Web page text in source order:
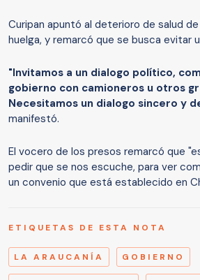
Curipan apuntó al deterioro de salud
huelga, y remarcó que se busca evitar
"Invitamos a un dialogo político,
gobierno con camioneros u otros
Necesitamos un dialogo sincero y
manifestó.
El vocero de los presos remarcó que
pedir que se nos escuche, para ver
un convenio que está establecido en
ETIQUETAS DE ESTA NOTA
LA ARAUCANÍA GOBIERNO